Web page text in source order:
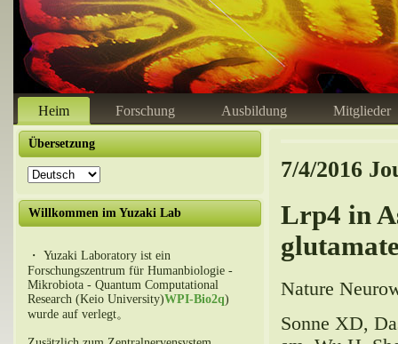
Heim Forschung Ausbildung Mitglieder
Übersetzung
Willkommen im Yuzaki Lab
・ Yuzaki Laboratory ist ein
Forschungszentrum für Humanbiologie -
Mikrobiota - Quantum Computational
Research (Keio University)WPI-Bio2q)
wurde auf verlegt。
7/4/2016
Lrp4 in
Nature
Sonne XD,